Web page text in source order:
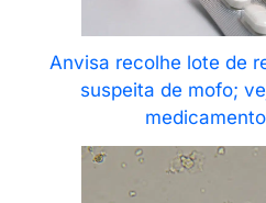
Anvisa recolhe lote de
suspeita de mofo;